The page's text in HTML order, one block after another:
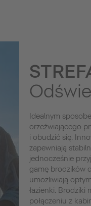
Idealnym
orzeźwiającego
i obudzić się.
zapewniają
jednocześnie
gamę brodzików
umożliwiają
łazienki. Brodziki
połączeniu z